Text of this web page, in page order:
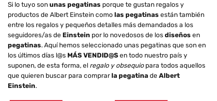
Si lo tuyo sonunas pegatinas porque te gustan regalos y
productos de Albert Einstein comolas pegatinas están también
entre los regalos y pequeños detalles más demandados a los
seguidores/as de Einstein por lo novedosos de losdiseños en
pegatinas. Aquí hemos seleccionado unas pegatinas que son en
los últimos días l@s MÁS VENDID@Sen todo nuestro país y
suponen, de esta forma, el regalo y obsequiopara todos aquellos
que quieren buscar para comprarla pegatinade Albert
Einstein.